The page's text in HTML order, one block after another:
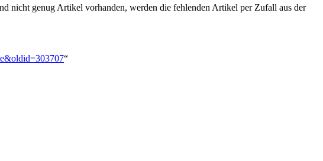
nicht genug Artikel vorhanden, werden die fehlenden Artikel per Zufall aus der
“